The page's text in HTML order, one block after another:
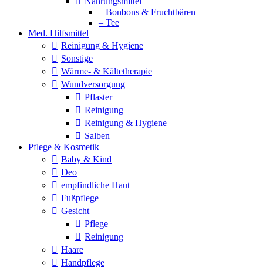
– Bonbons & Fruchtbären
– Tee
Med. Hilfsmittel
Reinigung & Hygiene
Sonstige
Wärme- & Kältetherapie
Wundversorgung
Pflaster
Reinigung
Reinigung & Hygiene
Salben
Pflege & Kosmetik
Baby & Kind
Deo
empfindliche Haut
Fußpflege
Gesicht
Pflege
Reinigung
Haare
Handpflege